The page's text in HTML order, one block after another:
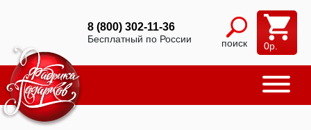
8 (800) 302-11-36
Бесплатный по России поиск 0р.